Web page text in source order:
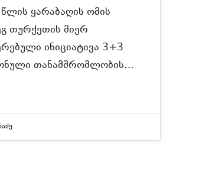
ყარაბაღის ომის
თურქეთის მიერ
ინიციატივა 3+3
თანამშრომლობის…